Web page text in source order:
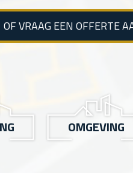
OF VRAAG EEN OFFERTE
OMGEVING